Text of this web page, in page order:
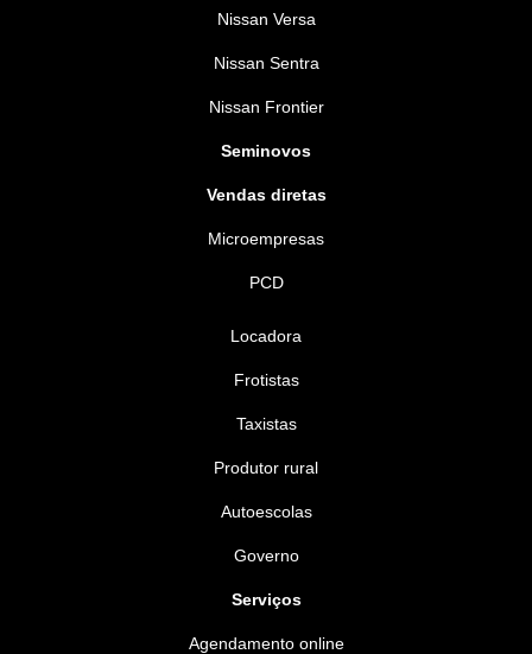
Nissan Versa
Nissan Sentra
Nissan Frontier
Seminovos
Vendas diretas
Microempresas
PCD
Locadora
Frotistas
Taxistas
Produtor rural
Autoescolas
Governo
Serviços
Agendamento online